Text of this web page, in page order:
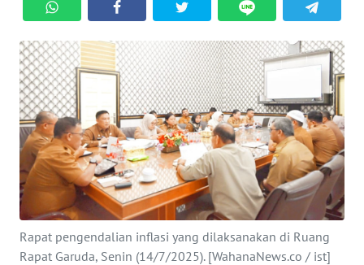
Rapat pengendalian inflasi yang dilaksanakan di Ruang
Rapat Garuda, Senin (14/7/2025). [WahanaNews.co / ist]
OPINI
Informasi
INDEKS
BERITA
KONTAK
KAMI
INFO
IKLAN